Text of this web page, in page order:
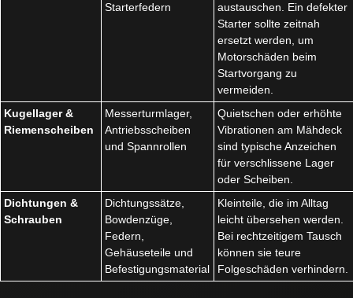
Starterfedern
austauschen. Ein defekter
Starter sollte zeitnah
ersetzt werden, um
Motorschäden beim
Startvorgang zu
vermeiden.
Kugellager &
Riemenscheiben
Messerturmlager,
Antriebsscheiben
und Spannrollen
Quietschen oder erhöhte
Vibrationen am Mähdeck
sind typische Anzeichen
für verschlissene Lager
oder Scheiben.
Dichtungen &
Schrauben
Dichtungssätze,
Bowdenzüge,
Federn,
Gehäuseteile und
Befestigungsmaterial
Kleinteile, die im Alltag
leicht übersehen werden.
Bei rechtzeitigem Tausch
können sie teure
Folgeschäden verhindern.